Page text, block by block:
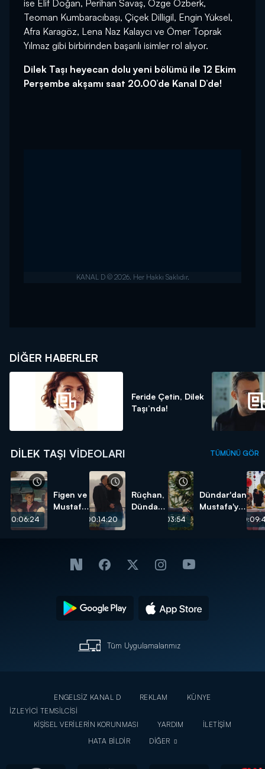
ise Elif Doğan, Perihan Savaş, Özge Özberk,
Teoman Kumbaracıbaşı, Çiçek Dilligil, Engin Yüksel,
Afra Karagöz, Lena Naz Kalaycı ve Ömer Toprak
Yılmaz gibi birbirinden başarılı isimler rol alıyor.
Dilek Taşı heyecan dolu yeni bölümü ile 12 Ekim
Perşembe akşamı saat 20.00’de Kanal D’de!
DIĞER HABERLER
Feride Çetin, Dilek
Taşı’nda!
DILEK TAŞI VIDEOLARI TÜMÜNÜ GÖR
00:06:24
Figen ve
Mustafa
00:14:20
Rüçhan,
Dündar'a
00:03:54
Dündar'dan
Mustafa'ya
Tüm Uygulamalarımız
ENGELSİZ KANAL D REKLAM
KÜNYE
İZLEYİCİ TEMSİLCİSİ
KİŞİSEL VERİLERİN KORUNMASI
YARDIM
İLETİŞİM
HATA BİLDİR
DİĞER